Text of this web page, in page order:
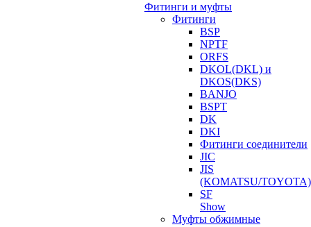
Фитинги и муфты
Фитинги
BSP
NPTF
ORFS
DKOL(DKL) и
DKOS(DKS)
BANJO
BSPT
DK
DKI
Фитинги соединители
JIC
JIS
(KOMATSU/TOYOTA)
SF
Show
Муфты обжимные